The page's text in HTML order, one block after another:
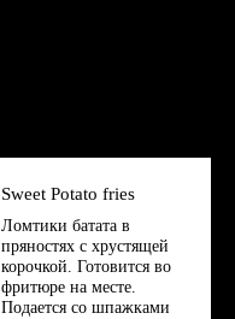
Sweet Potato fries
Ломтики батата в
пряностях с хрустящей
корочкой. Готовится во
фритюре на месте.
Подается со шпажками